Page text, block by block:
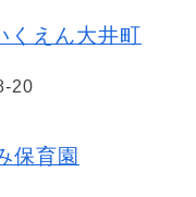
くえん大井町
20
保育園